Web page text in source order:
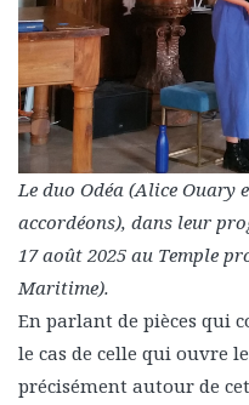
Le duo Odéa (Alice Ouary
accordéons), dans leur
17 août 2025 au Temple
Maritime).
En parlant de pièces qui
le cas de celle qui ouvre
précisément autour de